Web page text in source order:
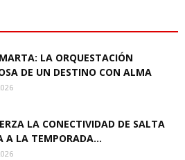
LA ORQUESTACIÓN
DE UN DESTINO CON ALMA
LA CONECTIVIDAD DE SALTA
A LA TEMPORADA...